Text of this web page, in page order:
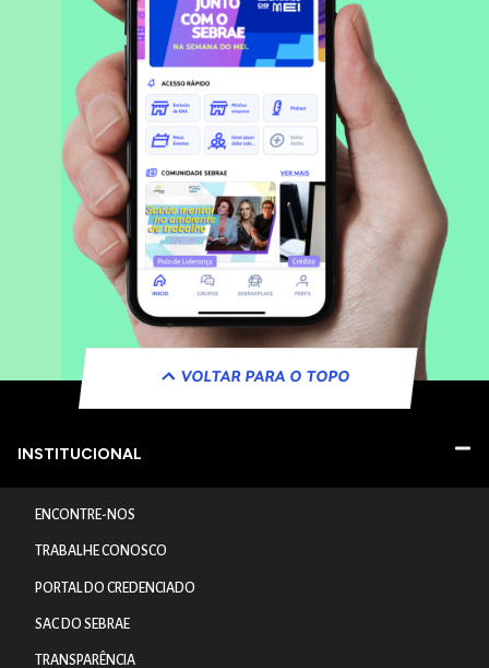
VOLTAR PARA O TOPO
INSTITUCIONAL
ENCONTRE-NOS
TRABALHE CONOSCO
PORTAL DO CREDENCIADO
SAC DO SEBRAE
TRANSPARÊNCIA